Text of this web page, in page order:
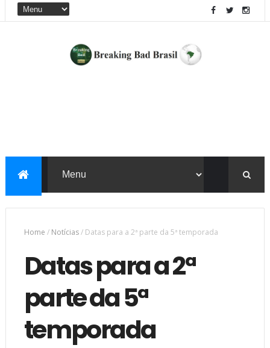
Home / Notícias/ Datas para a 2ª parte da 5ª temporada
Datas para a 2ª
parte da 5ª
temporada